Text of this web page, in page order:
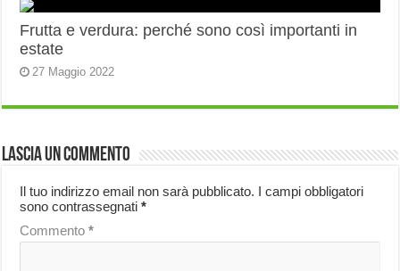
Frutta e verdura: perché sono così importanti in
estate
27 Maggio 2022
Lascia un commento
Il tuo indirizzo email non sarà pubblicato. I campi obbligatori
sono contrassegnati*
Commento*